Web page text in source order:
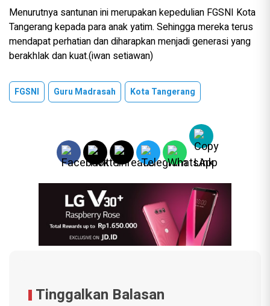
Menurutnya santunan ini merupakan kepedulian FGSNI Kota
Tangerang kepada para anak yatim. Sehingga mereka terus
mendapat perhatian dan diharapkan menjadi generasi yang
berakhlak dan kuat.(iwan setiawan)
FGSNI Guru Madrasah Kota Tangerang
Tinggalkan Balasan